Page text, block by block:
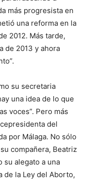
más progresista en
una reforma en la
2012. Más tarde,
de 2013 y ahora
su secretaria
una idea de lo que
voces”. Pero más
del
por Málaga. No sólo
compañera, Beatriz
su alegato a una
de la Ley del Aborto,